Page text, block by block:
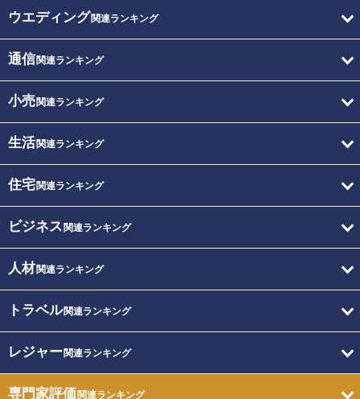
ウエディング関連ランキング
通信関連ランキング
小売関連ランキング
生活関連ランキング
住宅関連ランキング
ビジネス 関連ランキング
人材関連ランキング
トラベル関連ランキング
レジャー関連ランキング
専門家評価関連ランキング